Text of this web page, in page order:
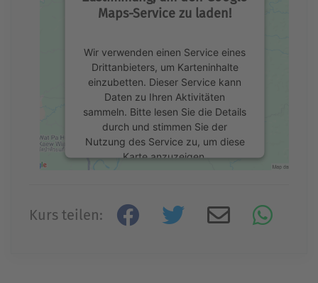
Maps-Service zu laden!
Wir verwenden einen Service eines
Drittanbieters, um Karteninhalte
einzubetten. Dieser Service kann
Daten zu Ihren Aktivitäten
sammeln. Bitte lesen Sie die Details
durch und stimmen Sie der
Nutzung des Service zu, um diese
Karte anzuzeigen.
Kurs teilen: